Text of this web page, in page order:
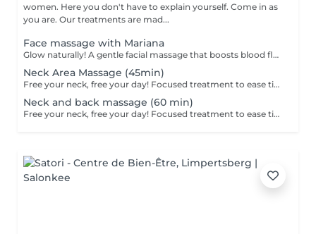
women. Here you don't have to explain yourself. Come in as
you are. Our treatments are mad...
Face massage with Mariana
Glow naturally! A gentle facial massage that boosts blood flow, reduces puffiness, and enhances skin tone. Promotes lymphatic drainage in the face and stimulates collagen production.
Neck Area Massage (45min)
Free your neck, free your day! Focused treatment to ease tightness, tension headaches, and stiffness in the neck and shoulders. You work in the office, spending long hours at a desk or looking at screens. THIS MASSAGE IS FOR YOU! Restores movement and reduces pain.
Neck and back massage (60 min)
Free your neck, free your day! Focused treatment to ease tightness, tension headaches, and stiffness in the neck and shoulders. You work in the office, spending long hours at a desk or looking at screens. THIS MASSAGE IS FOR YOU! Restores movement and reduces pain.